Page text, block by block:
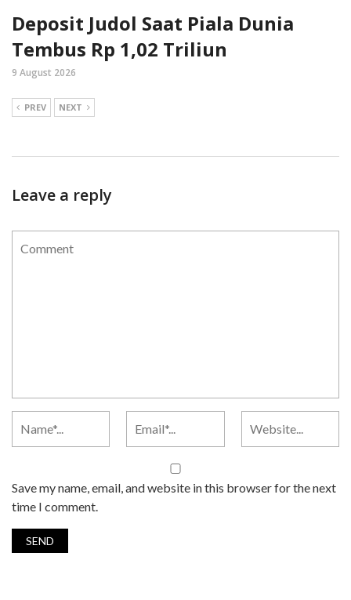
Deposit Judol Saat Piala Dunia
Tembus Rp 1,02 Triliun
9 August 2026
PREV NEXT
Leave a reply
Save my name, email, and website in this browser for the next
time I comment.